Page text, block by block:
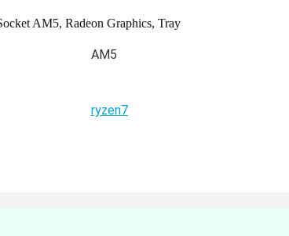
AM5, Radeon Graphics, Tray
AM5
ryzen7